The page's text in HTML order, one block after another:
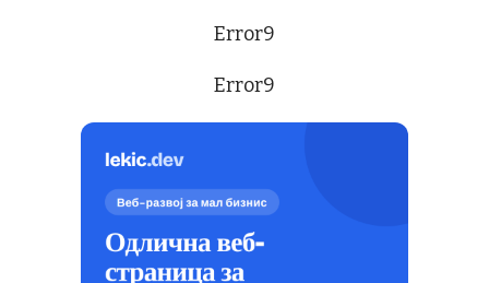
Error9
Error9